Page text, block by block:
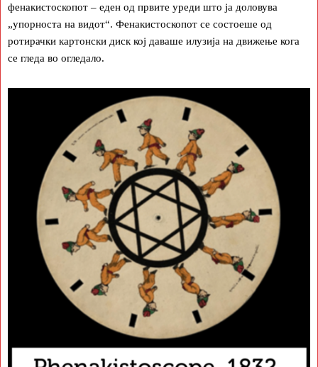
фенакистоскопот – еден од првите уреди што ја доловува
„упорноста на видот“. Фенакистоскопот се состоеше од
ротирачки картонски диск кој даваше илузија на движење кога
се гледа во огледало.